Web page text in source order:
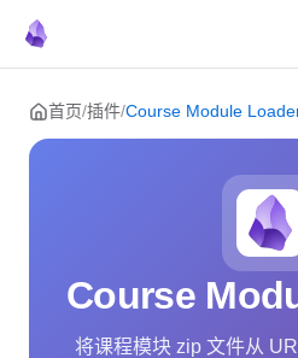
Skip to content
首页/插件/Course Module
Course
将课程模块 zip 文件从